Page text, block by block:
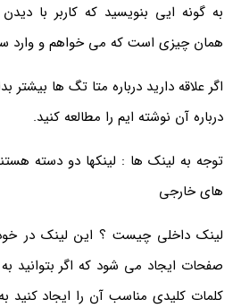
به گونه ایی بنویسید که کاربر با
همان چیزی است که می خواهم و وارد
اگر علاقه دارید درباره متا تگ ها بیشتر
درباره آن نوشته ایم را مطالعه کنید.
توجه به لینک ها : لینکها دو دسته
های خارجی
لینک داخلی چیست ؟ این لینک در
صفحات ایجاد می شود که اگر بتوانید
کلمات کلیدی مناسب آن را ایجاد کنید